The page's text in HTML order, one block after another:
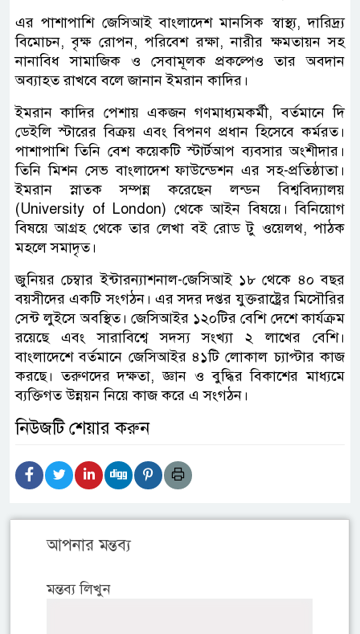
এর পাশাপাশি জেসিআই বাংলাদেশ মানসিক স্বাস্থ্য, দারিদ্র্য
বিমোচন, বৃক্ষ রোপন, পরিবেশ রক্ষা, নারীর ক্ষমতায়ন সহ
নানাবিধ সামাজিক ও সেবামূলক প্রকল্পেও তার অবদান
অব্যাহত রাখবে বলে জানান ইমরান কাদির।
ইমরান কাদির পেশায় একজন গণমাধ্যমকর্মী, বর্তমানে দি
ডেইলি স্টারের বিক্রয় এবং বিপনণ প্রধান হিসেবে কর্মরত।
পাশাপাশি তিনি বেশ কয়েকটি স্টার্টআপ ব্যবসার অংশীদার।
তিনি মিশন সেভ বাংলাদেশ ফাউন্ডেশন এর সহ-প্রতিষ্ঠাতা।
ইমরান স্নাতক সম্পন্ন করেছেন লন্ডন বিশ্ববিদ্যালয়
(University of London) থেকে আইন বিষয়ে। বিনিয়োগ
বিষয়ে আগ্রহ থেকে তার লেখা বই রোড টু ওয়েলথ, পাঠক
মহলে সমাদৃত।
জুনিয়র চেম্বার ইন্টারন্যাশনাল-জেসিআই ১৮ থেকে ৪০ বছর
বয়সীদের একটি সংগঠন। এর সদর দপ্তর যুক্তরাষ্ট্রের মিসৌরির
সেন্ট লুইসে অবস্থিত। জেসিআইর ১২০টির বেশি দেশে কার্যক্রম
রয়েছে এবং সারাবিশ্বে সদস্য সংখ্যা ২ লাখের বেশি।
বাংলাদেশে বর্তমানে জেসিআইর ৪১টি লোকাল চ্যাপ্টার কাজ
করছে। তরুণদের দক্ষতা, জ্ঞান ও বুদ্ধির বিকাশের মাধ্যমে
ব্যক্তিগত উন্নয়ন নিয়ে কাজ করে এ সংগঠন।
নিউজটি শেয়ার করুন
আপনার মন্তব্য
মন্তব্য লিখুন